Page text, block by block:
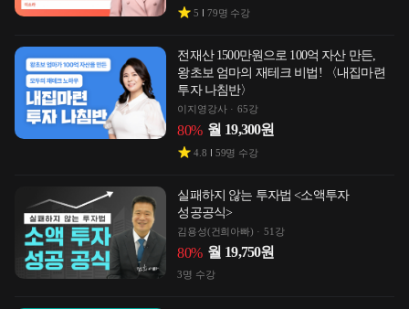
5 79명 수강
전재산 1500만원으로 100억 자산 만든,
왕초보 엄마의 재테크 비법! 〈내집마련
투자 나침반〉
이지영강사 65강
80% 월 19,300원
4.8 59명 수강
실패하지 않는 투자법 <소액투자
성공공식>
김용성(건희아빠) 51강
80% 월 19,750원
3명 수강